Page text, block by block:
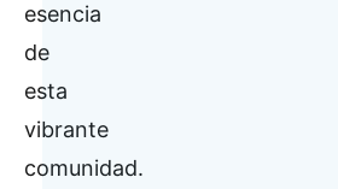
esencia
de
esta
vibrante
comunidad.